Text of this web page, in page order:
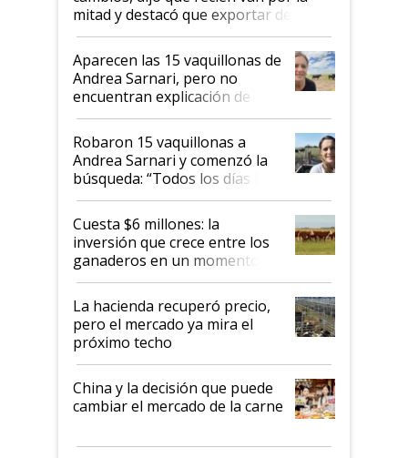
mitad y destacó que exportar dejó de
ser "para unos pocos": "Tenemos un
mandato muy claro del gobierno
nacional"
Aparecen las 15 vaquillonas de
Andrea Sarnari, pero no
encuentran explicación de
cómo llegaron allí
Robaron 15 vaquillonas a
Andrea Sarnari y comenzó la
búsqueda: “Todos los días le
toca a algún productor”
Cuesta $6 millones: la
inversión que crece entre los
ganaderos en un momento
histórico para la actividad
La hacienda recuperó precio,
pero el mercado ya mira el
próximo techo
China y la decisión que puede
cambiar el mercado de la carne